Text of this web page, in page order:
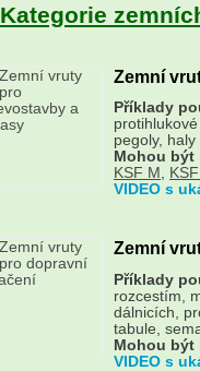
Kategorie
Zemní
Příklady
pegoly,
Mohou
KSF M ,
VIDEO s
Zemní
Příklady
rozcestím,
dálnicích,
tabule,
Mohou být
VIDEO s